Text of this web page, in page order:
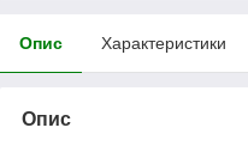
Опис Характеристики
Опис